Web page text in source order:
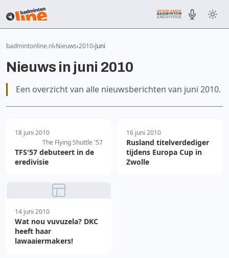
badmintonline.nl Nieuws 2010 Juni
Nieuws in juni 2010
Een overzicht van alle nieuwsberichten van juni 2010.
18 juni 2010
The Flying Shuttle '57
TFS'57 debuteert in de
eredivisie
16 juni 2010
Rusland titelverdediger
tijdens Europa Cup in
Zwolle
14 juni 2010
Wat nou vuvuzela? DKC
heeft haar
lawaaiermakers!